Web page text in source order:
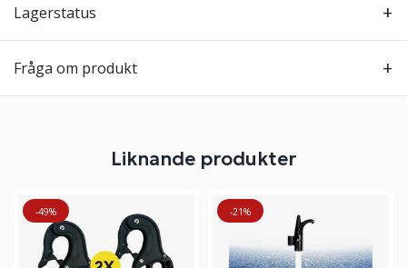
Lagerstatus
Fråga om produkt
Liknande produkter
-49% -21%